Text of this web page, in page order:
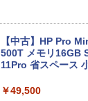
ook B55M Core i5
リ 8GB SSD
テンキー HDMI 無
ゼント
【中古】HP Pro
500T メモリ16GB
11Pro 省スペース
￥49,500